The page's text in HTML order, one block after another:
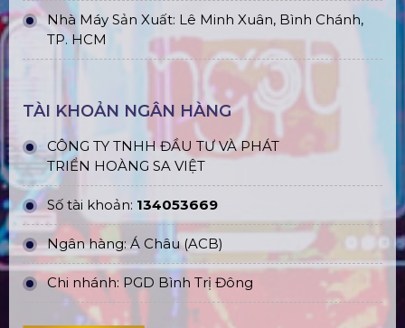
Nhà Máy Sản Xuất: Lê Minh Xuân, Bình Chánh,
TP. HCM
TÀI KHOẢN NGÂN HÀNG
CÔNG TY TNHH ĐẦU TƯ VÀ PHÁT
TRIỂN HOÀNG SA VIỆT
Số tài khoản: 134053669
Ngân hàng: Á Châu (ACB)
Chi nhánh: PGD Bình Trị Đông